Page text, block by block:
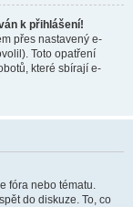
k přihlášení!
přes nastavený e-
Toto opatření
které sbírají e-
fóra nebo tématu.
do diskuze. To, co